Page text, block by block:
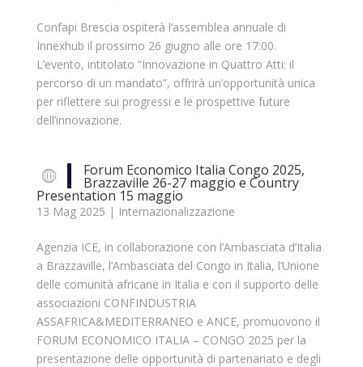
Confapi Brescia ospiterà l’assemblea annuale di
Innexhub il prossimo 26 giugno alle ore 17:00.
L’evento, intitolato “Innovazione in Quattro Atti: il
percorso di un mandato”, offrirà un’opportunità unica
per riflettere sui progressi e le prospettive future
dell’innovazione.
Forum Economico Italia Congo 2025,
Brazzaville 26-27 maggio e Country
Presentation 15 maggio
13 Mag 2025 | Internazionalizzazione
Agenzia ICE, in collaborazione con l’Ambasciata d’Italia
a Brazzaville, l’Ambasciata del Congo in Italia, l’Unione
delle comunità africane in Italia e con il supporto delle
associazioni CONFINDUSTRIA
ASSAFRICA&MEDITERRANEO e ANCE, promuovono il
FORUM ECONOMICO ITALIA – CONGO 2025 per la
presentazione delle opportunità di partenariato e degli